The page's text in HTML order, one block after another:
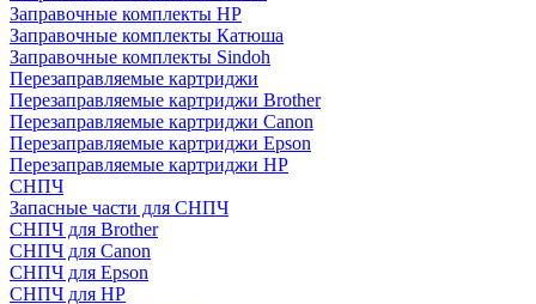
Заправочные комплекты HP
Заправочные комплекты Катюша
Заправочные комплекты Sindoh
Перезаправляемые картриджи
Перезаправляемые картриджи Brother
Перезаправляемые картриджи Canon
Перезаправляемые картриджи Epson
Перезаправляемые картриджи HP
СНПЧ
Запасные части для СНПЧ
СНПЧ для Brother
СНПЧ для Canon
СНПЧ для Epson
СНПЧ для HP